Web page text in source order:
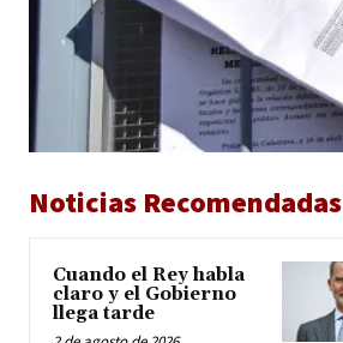
Noticias Recomendadas
Cuando el Rey habla
claro y el Gobierno
llega tarde